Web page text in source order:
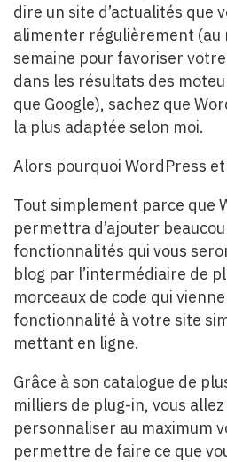
dire un site d’actualités que
alimenter régulièrement (au
semaine pour favoriser
dans les résultats des
que Google), sachez que
la plus adaptée selon moi.
Alors pourquoi WordPress et
Tout simplement parce que
permettra d’ajouter
fonctionnalités qui vous
blog par l’intermédiaire de
morceaux de code qui
fonctionnalité à votre site
mettant en ligne.
Grâce à son catalogue de
milliers de plug-in, vous
personnaliser au maximum
permettre de faire ce que